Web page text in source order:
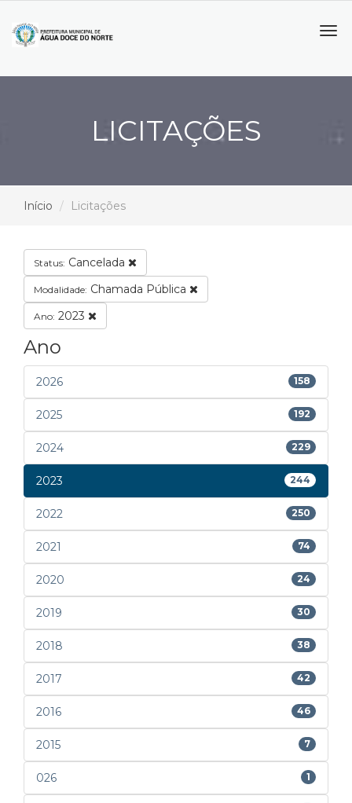
LICITAÇÕES
Início Licitações
Status: Cancelada
Modalidade: Chamada Pública
Ano: 2023
Ano
2026 158
2025 192
2024 229
2023 244
2022 250
2021 74
2020 24
2019 30
2018 38
2017 42
2016 46
2015 7
026 1